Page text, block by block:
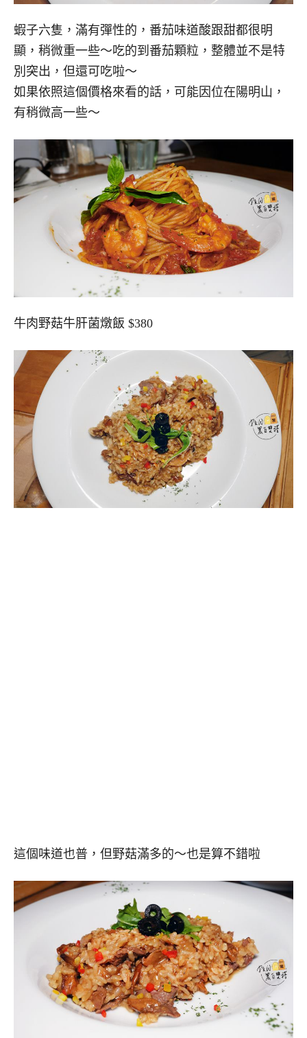
蝦子六隻，滿有彈性的，番茄味道酸跟甜都很明
顯，稍微重一些～吃的到番茄顆粒，整體並不是特
別突出，但還可吃啦～
如果依照這個價格來看的話，可能因位在陽明山，
有稍微高一些～
牛肉野菇牛肝菌燉飯 $380
這個味道也普，但野菇滿多的～也是算不錯啦